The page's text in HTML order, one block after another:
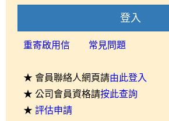
登入
重寄啟用信 常見問題
★ 會員聯絡人網頁請由此登入
★ 公司會員資格請按此查詢
★ 評估申請